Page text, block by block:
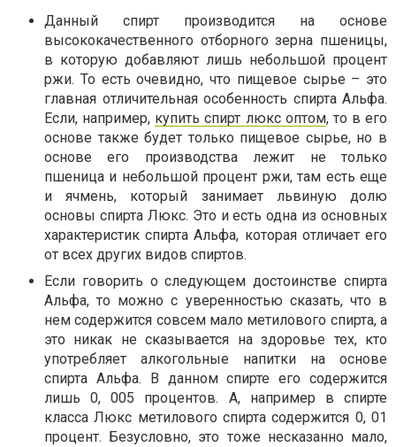
Данный спирт производится на основе
высококачественного отборного зерна пшеницы,
в которую добавляют лишь небольшой процент
ржи. То есть очевидно, что пищевое сырье – это
главная отличительная особенность спирта Альфа.
Если, например, купить спирт люкс оптом, то в его
основе также будет только пищевое сырье, но в
основе его производства лежит не только
пшеница и небольшой процент ржи, там есть еще
и ячмень, который занимает львиную долю
основы спирта Люкс. Это и есть одна из основных
характеристик спирта Альфа, которая отличает его
от всех других видов спиртов.
Если говорить о следующем достоинстве спирта
Альфа, то можно с уверенностью сказать, что в
нем содержится совсем мало метилового спирта, а
это никак не сказывается на здоровье тех, кто
употребляет алкогольные напитки на основе
спирта Альфа. В данном спирте его содержится
лишь 0, 005 процентов. А, например в спирте
класса Люкс метилового спирта содержится 0, 01
процент. Безусловно, это тоже несказанно мало,